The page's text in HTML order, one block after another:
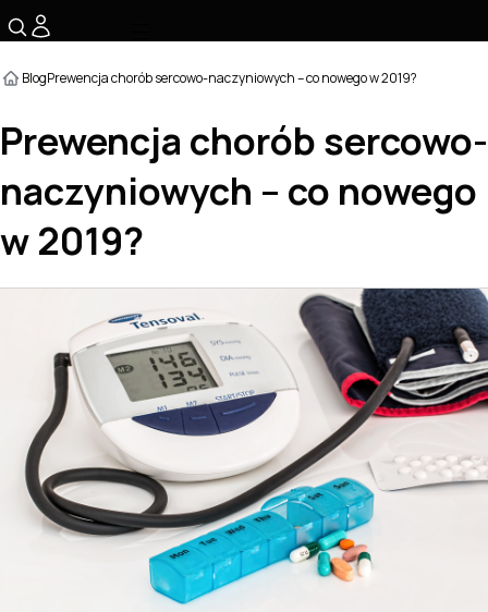
BlogPrewencja chorób sercowo-naczyniowych – co nowego w 2019?
Prewencja chorób sercowo-
naczyniowych – co nowego
w 2019?